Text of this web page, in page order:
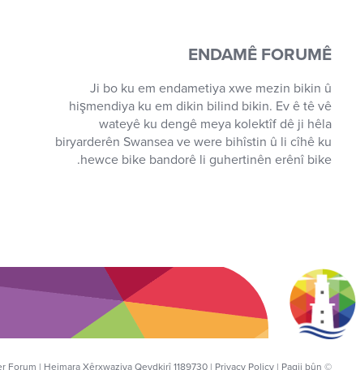
ENDAMÊ FORUMÊ
Ji bo ku em endametiya xwe mezin bikin û
hişmendiya ku em dikin bilind bikin. Ev ê tê vê
wateyê ku dengê meya kolektîf dê ji hêla
biryarderên Swansea ve were bihîstin û li cîhê ku
hewce bike bandorê li guhertinên erênî bike.
© Copyright 2020 Swansea Parent Carer Forum | Hejmara Xêrxwaziya Qeydkirî 1189730 |
Privacy Policy | Paqij bûn